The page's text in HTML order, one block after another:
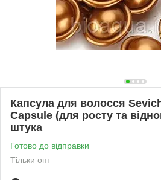
Капсула для волосся
Capsule (для росту та
штука
Готово до відправки
Тільки опт